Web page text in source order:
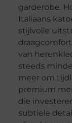
garderobe.
Italiaans
stijlvolle
van
steeds
meer om
premium
die
subtiele